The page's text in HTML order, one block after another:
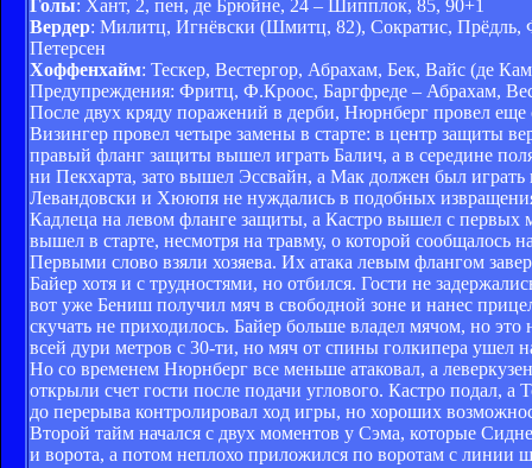
Голы: Хант, 2, пен, де Брюйне, 24 – Шипплок, 85, 90+1
Вердер: Милитц, Игнёвски (Шмитц, 82), Сократис, Прёдль,
Петерсен
Хоффенхайм: Тескер, Вестергор, Абрахам, Бек, Вайс (де
Предупреждения: Фритц, Ф.Кроос, Баргфреде – Абрахам,
После двух кряду поражений в дерби, Нюрнберг провел
Визингер провел четыре замены в старте: в центр защиты
правый фланг защиты вышел играть Балич, а в середине
ни Пекхарта, зато вышел Эссвайн, а Мак должен был
Левандовски и Хююпя не нуждались в подобных
Кадлеца на левом фланге защиты, а Кастро вышел с первых
вышел в старте, несмотря на травму, о которой сообщалось
Первыми слово взяли хозяева. Их атака левым флангом
Байер хотя и с трудностями, но отбился. Гости не
вот уже Бениш получил мяч в свободной зоне и нанес
скучать не приходилось. Байер больше владел мячом, но
всей дури метров с 30-ти, но мяч от спины голкипера ушел
Но со временем Нюрнберг все меньше атаковал, а
открыли счет гости после подачи углового. Кастро подал,
до перерыва контролировал ход игры, но хороших
Второй тайм начался с двух моментов у Сэма, которые
и ворота, а потом неплохо приложился по воротам с линии